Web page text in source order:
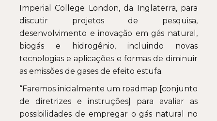
Imperial College London, da Inglaterra, para
discutir projetos de pesquisa,
desenvolvimento e inovação em gás natural,
biogás e hidrogênio, incluindo novas
tecnologias e aplicações e formas de diminuir
as emissões de gases de efeito estufa.
“Faremos inicialmente um roadmap [conjunto
de diretrizes e instruções] para avaliar as
possibilidades de empregar o gás natural no